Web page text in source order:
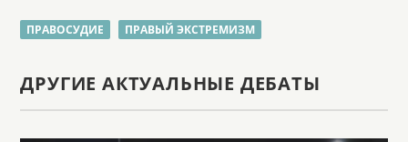
ПРАВОСУДИЕ ПРАВЫЙ ЭКСТРЕМИЗМ
ДРУГИЕ АКТУАЛЬНЫЕ ДЕБАТЫ